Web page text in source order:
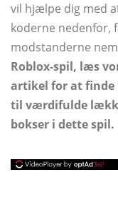
vil hjælpe dig med
koderne nedenfor,
modstanderne
Roblox-spil, læs
artikel for at finde
til værdifulde
bokser i dette spil.